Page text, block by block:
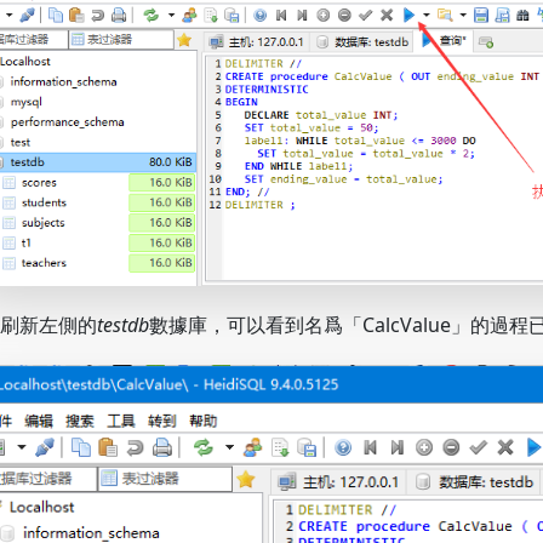
新左側的testdb數據庫，可以看到名爲「CalcValue」的過程